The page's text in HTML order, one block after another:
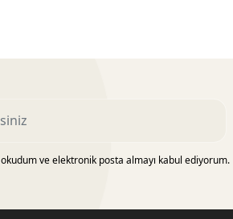
okudum ve elektronik posta almayı kabul ediyorum.